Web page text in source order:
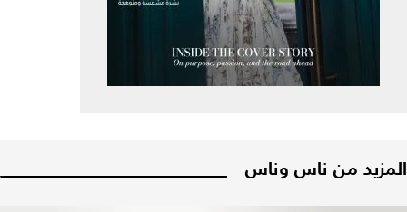
المزيد من ناس وناس